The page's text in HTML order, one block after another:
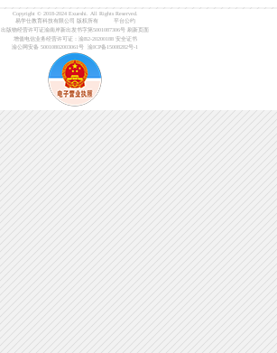
Copyright © 2018-2024 Exueshi. All Rights Reserved.
易学仕教育科技有限公司 版权所有
平台公约
出版物经营许可证渝南岸新出发书字第5001087306号
刷新页面
增值电信业务经营许可证：渝B2-20200188 安全证书
渝公网安备 50010802003061号
渝ICP备15008282号-1